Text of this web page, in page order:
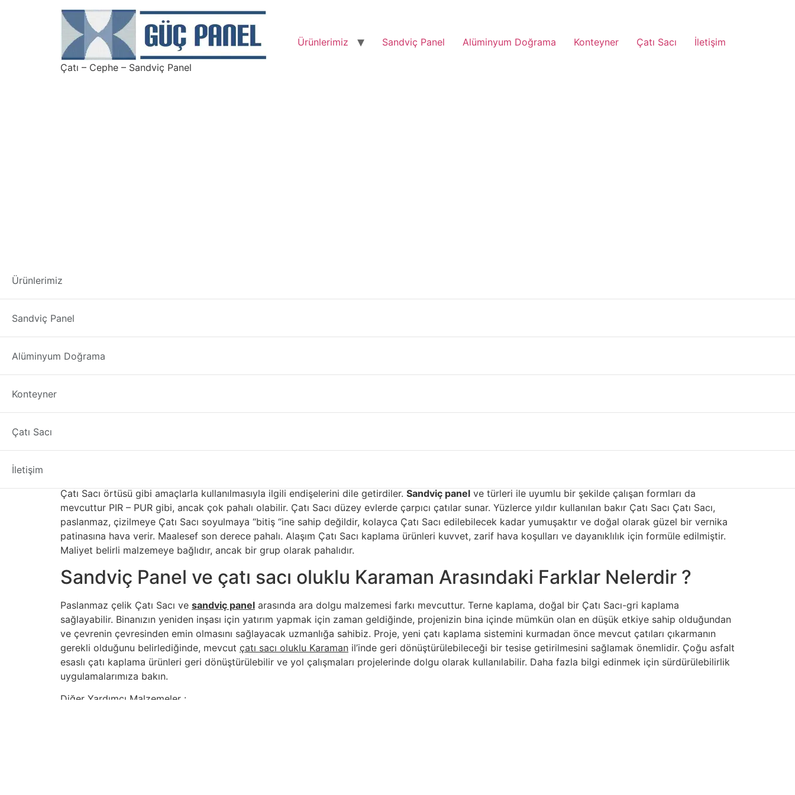
Çatı – Cephe – Sandviç Panel
Ürünlerimiz Sandviç Panel Alüminyum Doğrama Konteyner Çatı Sacı İletişim
Ürünlerimiz
Sandviç Panel
Alüminyum Doğrama
Konteyner
Çatı Sacı
İletişim
çatı sacı oluklu Karaman
alüminyum, bakır ve çinko alaşımları, çatı kaplama için kullanılan malzemelerdir. Çatı Sacı biri dayanıklılığı, fiyatı ve görünümü etkileyen farklı
özelliklere sahiptir. Konvansiyonel Malzemeleri çatılar için en yaygın kullanılan malzemeler çelik ve alüminyumdur. Çoğu kaplaması için kullanılan çelik,
alüminyumdan daha ağır ve dayanıklıdır. Üreticiler, çeliği Çatı Sacı ve korozyondan koruyan birçok dayanıklı kaplama ve kaplamaya karar verdiler.
için kullanılır.
Çatı Sacı örtüsü gibi amaçlarla kullanılmasıyla ilgili endişelerini dile getirdiler. Sandviç panel ve türleri ile uyumlu bir şekilde çalışan formları da
mevcuttur PIR – PUR gibi, ancak çok pahalı olabilir. Çatı Sacı düzey evlerde çarpıcı çatılar sunar. Yüzlerce yıldır kullanılan bakır Çatı Sacı Çatı Sacı,
paslanmaz, çizilmeye Çatı Sacı soyulmaya “bitiş “ine sahip değildir, kolayca Çatı Sacı edilebilecek kadar yumuşaktır ve doğal olarak güzel bir vernika
patinasına hava verir. Maalesef son derece pahalı. Alaşım Çatı Sacı kaplama ürünleri kuvvet, zarif hava koşulları ve dayanıklılık için formüle edilmiştir.
Maliyet belirli malzemeye bağlıdır, ancak bir grup olarak pahalıdır.
Sandviç Panel ve çatı sacı oluklu Karaman Arasındaki Farklar Nelerdir ?
Paslanmaz çelik Çatı Sacı ve sandviç panel arasında ara dolgu malzemesi farkı mevcuttur. Terne kaplama, doğal bir Çatı Sacı-gri kaplama
sağlayabilir. Binanızın yeniden inşası için yatırım yapmak için zaman geldiğinde, projenizin bina içinde mümkün olan en düşük etkiye sahip olduğundan
ve çevrenin çevresinden emin olmasını sağlayacak uzmanlığa sahibiz. Proje, yeni çatı kaplama sistemini kurmadan önce mevcut çatıları çıkarmanın
gerekli olduğunu belirlediğinde, mevcut çatı sacı oluklu Karaman il’inde geri dönüştürülebileceği bir tesise getirilmesini sağlamak önemlidir. Çoğu asfalt
esaslı çatı kaplama ürünleri geri dönüştürülebilir ve yol çalışmaları projelerinde dolgu olarak kullanılabilir. Daha fazla bilgi edinmek için sürdürülebilirlik
uygulamalarımıza bakın.
Diğer Yardımcı Malzemeler :